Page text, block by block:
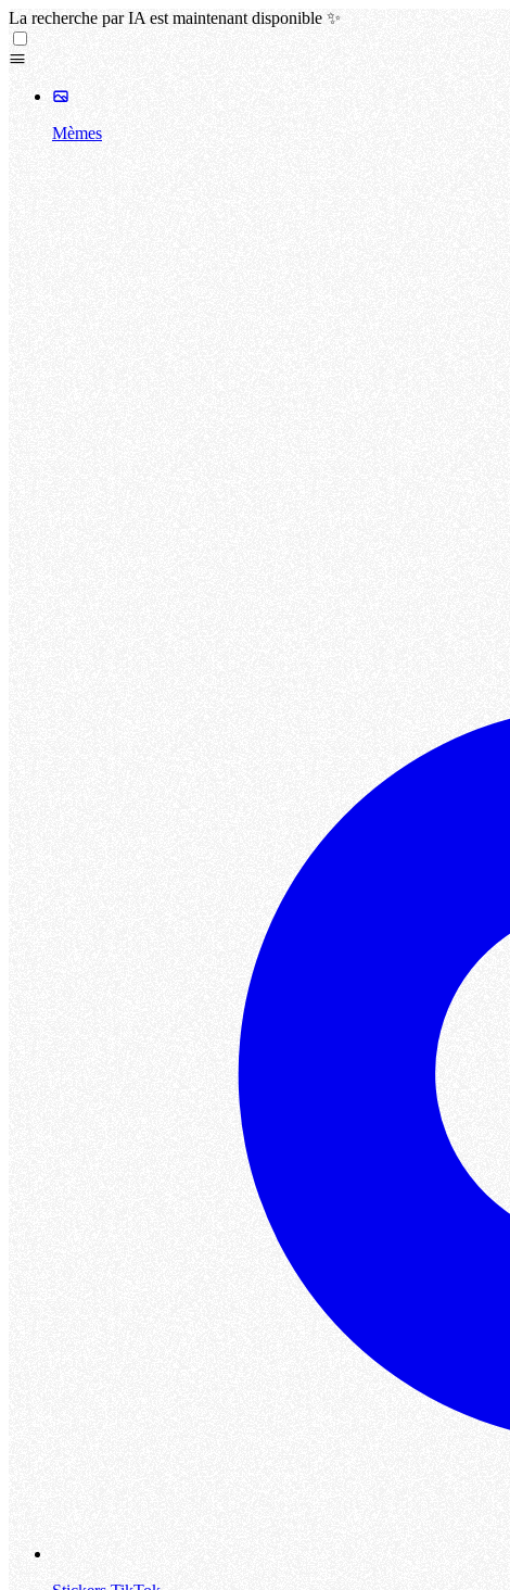
La recherche par IA est maintenant disponible ✨
Mèmes